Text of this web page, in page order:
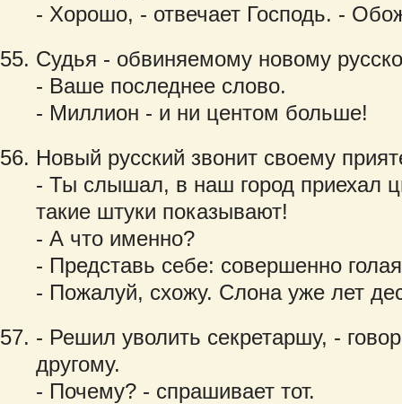
- Хорошо, - отвечает Господь. -
Судья - обвиняемому новому
- Ваше последнее слово.
- Миллион - и ни центом больше!
Новый русский звонит своему
- Ты слышал, в наш город приехал
такие штуки показывают!
- А что именно?
- Представь себе: совершенно
- Пожалуй, схожу. Слона уже лет
- Решил уволить секретаршу, -
другому.
- Почему? - спрашивает тот.